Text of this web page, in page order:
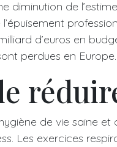
diminution de
d’euros en
perdues en Europe.
de vie saine
Les exercices